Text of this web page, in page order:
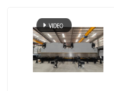
Visita à fábrica
Controle de qualidade